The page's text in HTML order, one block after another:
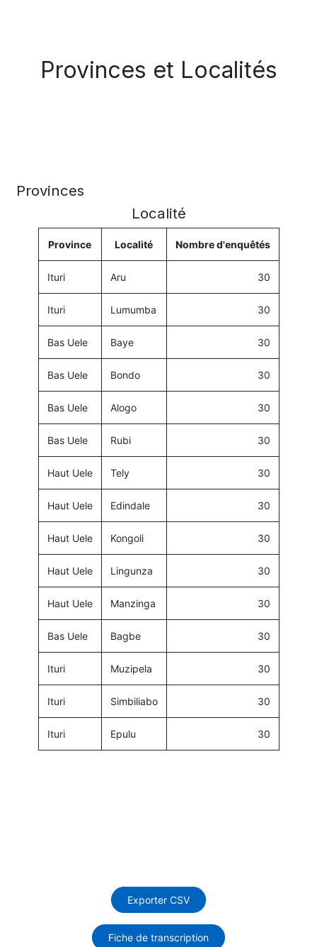
Provinces et Localités
Provinces
Localité
Province Localité Nombre d'enquêtés
Ituri Aru 30
Ituri Lumumba 30
Bas Uele Baye 30
Bas Uele Bondo 30
Bas Uele Alogo 30
Bas Uele Rubi 30
Haut Uele Tely 30
Haut Uele Edindale 30
Haut Uele Kongoli 30
Haut Uele Lingunza 30
Haut Uele Manzinga 30
Bas Uele Bagbe 30
Ituri Muzipela 30
Ituri Simbiliabo 30
Ituri Epulu 30
Exporter CSV
Fiche de transcription